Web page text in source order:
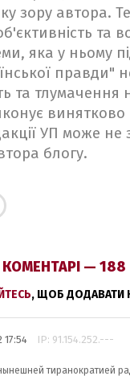
зору автора.
та
яка у ньому
правди"
та тлумачення
винятково
УП може не
блогу.
КОМЕНТАРІ — 188
, ЩОБ ДОДАВАТИ
17:54 IP: 91.154.252.---
тиранократией